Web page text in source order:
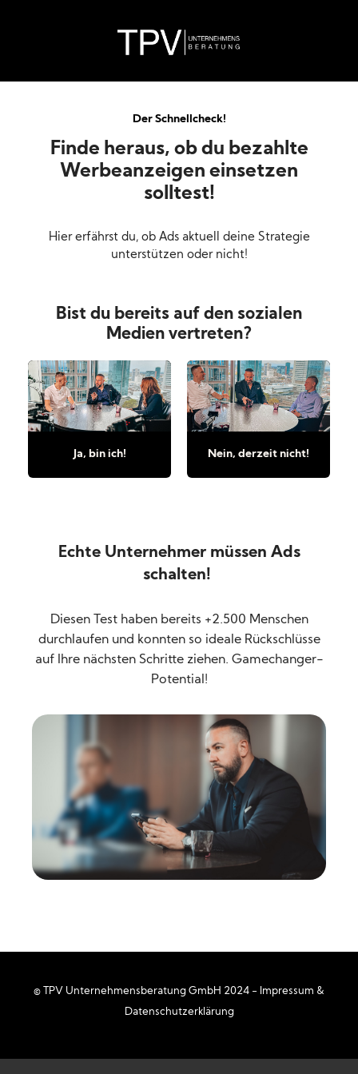
Der Schnellcheck!
Finde heraus, ob du bezahlte
Werbeanzeigen einsetzen
solltest!
Hier erfährst du, ob Ads aktuell deine Strategie
unterstützen oder nicht!
Bist du bereits auf den sozialen
Medien vertreten?
Ja, bin ich! Nein, derzeit nicht!
Echte Unternehmer müssen Ads
schalten!
Diesen Test haben bereits +2.500 Menschen
durchlaufen und konnten so ideale Rückschlüsse
auf Ihre nächsten Schritte ziehen. Gamechanger-
Potential!
© TPV Unternehmensberatung GmbH 2024 - Impressum &
Datenschutzerklärung